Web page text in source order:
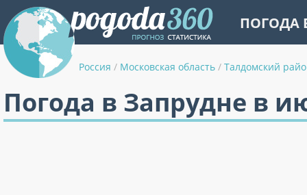
ПОГОДА
Россия / Московская область / Талдомский
Погода в Запрудне в